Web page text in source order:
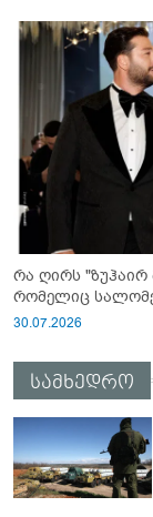
რა ღირს "ზუჰაირ მურადის" ულამაზესი საქორწინო კაბა,
რომელიც
30.07.2026
სამხედრო